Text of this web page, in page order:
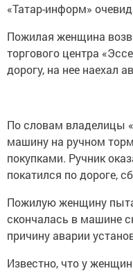
«Татар-информ»
Пожилая женщина
торгового центра
дорогу, на нее наехал
По словам владелицы
машину на ручном
покупками. Ручник
покатился по дороге,
Пожилую женщину
скончалась в машине
причину аварии
Известно, что у